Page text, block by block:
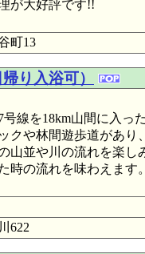
が大好評です!!
町13
り入浴可）
号線を18km山間に入っ
クや林間遊歩道があり
山並や川の流れを楽し
時の流れを味わえます
622